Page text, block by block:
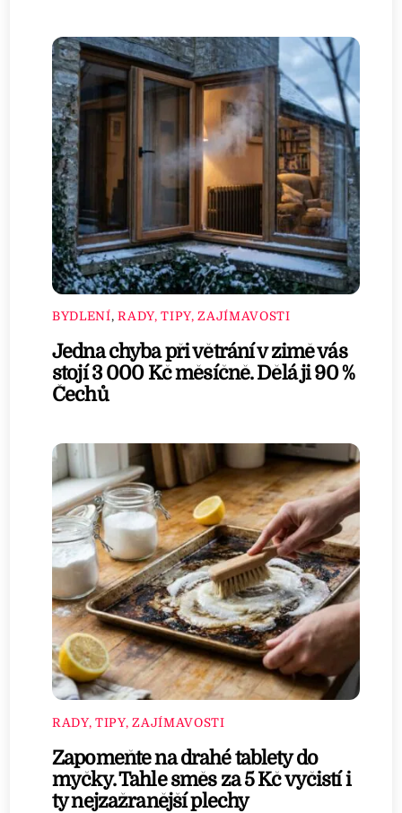
BYDLENÍ,RADY, TIPY, ZAJÍMAVOSTI
Jedna chyba při větrání v zimě vás
stojí 3 000 Kč měsíčně. Dělá ji 90 %
Čechů
RADY, TIPY, ZAJÍMAVOSTI
Zapomeňte na drahé tablety do
myčky. Tahle směs za 5 Kč vyčistí i
ty nejzažranější plechy